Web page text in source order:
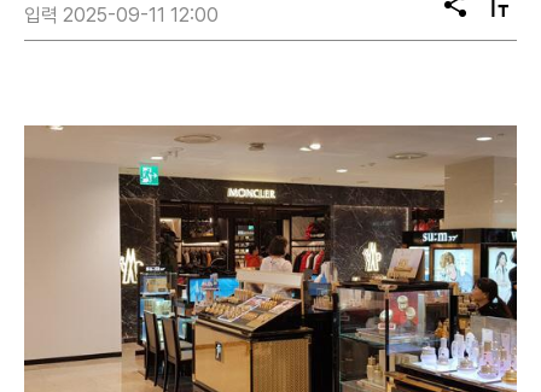
입력 2025-09-11 12:00
공
유
텍
스